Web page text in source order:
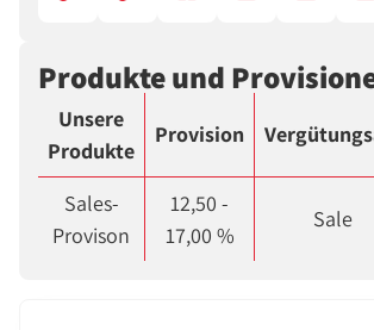
Produkte und
Unsere
Produkte
Provision
Sales-
Provison
12,50 -
17,00 %
Sale